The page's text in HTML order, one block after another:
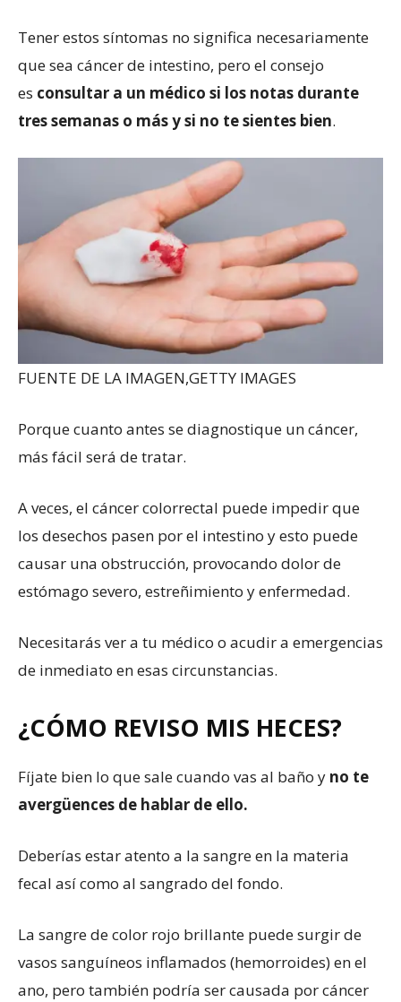
Tener estos síntomas no significa necesariamente
que sea cáncer de intestino, pero el consejo
es consultar a un médico si los notas durante
tres semanas o más y si no te sientes bien.
FUENTE DE LA IMAGEN,GETTY IMAGES
Porque cuanto antes se diagnostique un cáncer,
más fácil será de tratar.
A veces, el cáncer colorrectal puede impedir que
los desechos pasen por el intestino y esto puede
causar una obstrucción, provocando dolor de
estómago severo, estreñimiento y enfermedad.
Necesitarás ver a tu médico o acudir a emergencias
de inmediato en esas circunstancias.
¿CÓMO REVISO MIS HECES?
Fíjate bien lo que sale cuando vas al baño y no te
avergüences de hablar de ello.
Deberías estar atento a la sangre en la materia
fecal así como al sangrado del fondo.
La sangre de color rojo brillante puede surgir de
vasos sanguíneos inflamados (hemorroides) en el
ano, pero también podría ser causada por cáncer